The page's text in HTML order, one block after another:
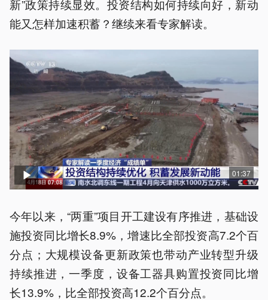
新”政策持续显效。投资结构如何持续向好，新动
能又怎样加速积蓄？继续来看专家解读。
01:37
今年以来，“两重”项目开工建设有序推进，基础设
施投资同比增长8.9%，增速比全部投资高7.2个百
分点；大规模设备更新政策也带动产业转型升级
持续推进，一季度，设备工器具购置投资同比增
长13.9%，比全部投资高12.2个百分点。